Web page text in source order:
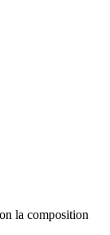
la composition